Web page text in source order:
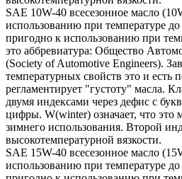
SAE 10W-40 всесезонное масло
использованию при температуре
пригодно к использованию при
это аббревиатура: Общество
(Society of Automotive Engineers).
температурных свойств это и есть
регламентирует "густоту" масла.
двумя индексами через дефис с
цифры. W(winter) означает, что это
зимнего использования. Второй
высокотемпературной вязкости.
SAE 15W-40 всесезонное масло
использованию при температуре